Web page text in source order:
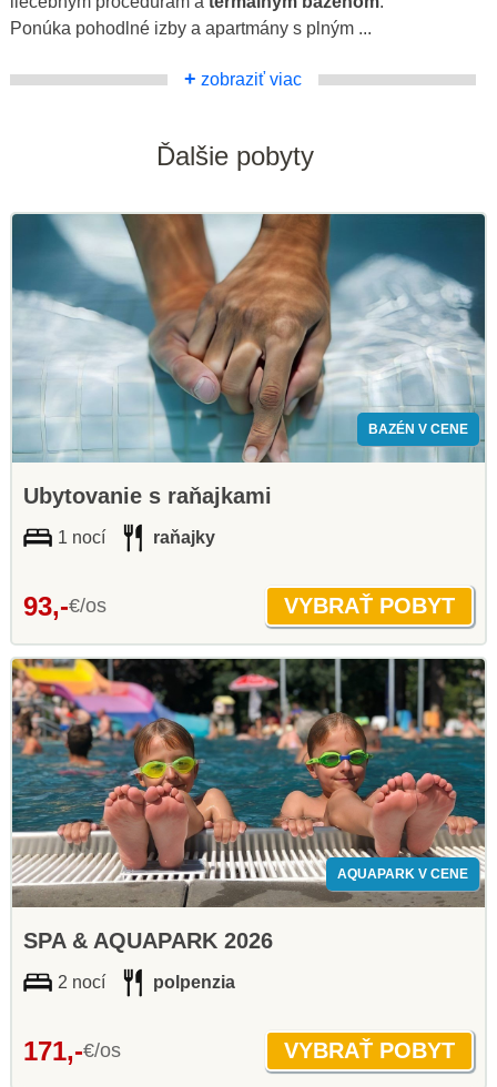
Ponúka pohodlné izby a apartmány s plným ...
+ zobraziť viac
Ďalšie pobyty
BAZÉN V CENE
Ubytovanie s raňajkami
1 nocí raňajky
93,-€/os
AQUAPARK V CENE
SPA & AQUAPARK 2026
2 nocí polpenzia
171,-€/os